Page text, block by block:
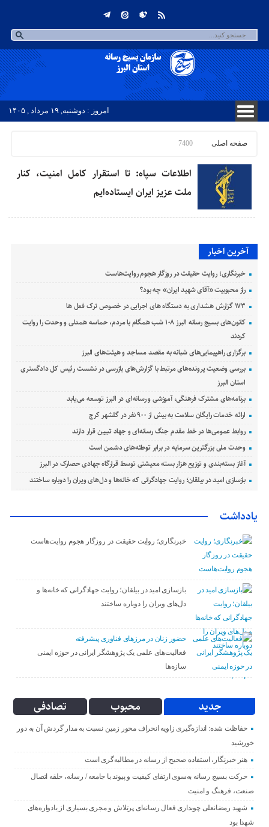
امروز : دوشنبه, ۱۹ مرداد , ۱۴۰۵
صفحه اصلی 7400
اطلاعات سپاه: تا استقرار کامل امنیت، کنار
ملت عزیز ایران ایستاده‌ایم
آخرین اخبار
خبرنگاری؛ روایت حقیقت در روزگار هجوم روایت‌هاست
راز محبوبیت «آقای شهید ایران» چه بود؟
۱۷۳ گزارش هشداری به دستگاه های اجرایی در خصوص ترک فعل ها
کانون‌های بسیج رسانه البرز ۱۰۸ شب همگام با مردم، حماسه همدلی و وحدت را روایت
کردند
برگزاری راهپیمایی‌های شبانه به مقصد مساجد و هیئت‌های البرز
بررسی وضعیت پرونده‌های مرتبط با گزارش‌های بازرسی در نشست رئیس کل دادگستری
استان البرز
برنامه‌های مشترک فرهنگی، آموزشی و رسانه‌ای در البرز توسعه می‌یابد
ارائه خدمات رایگان سلامت به بیش از ۹۰۰ نفر در گلشهر کرج
روابط عمومی‌ها در خط مقدم جنگ رسانه‌ای و جهاد تبیین قرار دارند
وحدت ملی بزرگترین سرمایه در برابر توطئه‌های دشمن است
آغاز بسته‌بندی و توزیع هزار بسته معیشتی توسط قرارگاه جهادی حصارک در البرز
بازسازی امید در بیلقان؛ روایت جهادگرانی که خانه‌ها و دل‌های ویران را دوباره ساختند
یادداشت
خبرنگاری؛ روایت حقیقت در روزگار هجوم روایت‌هاست
بازسازی امید در بیلقان؛ روایت جهادگرانی که خانه‌ها و
دل‌های ویران را دوباره ساختند
حضور زنان در مرزهای فناوری پیشرفته
فعالیت‌های علمی یک پژوهشگر ایرانی در حوزه ایمنی
سازه‌ها
جدید محبوب تصادفی
حفاظت شده: اندازه‌گیری زاویه انحراف محور زمین نسبت به مدار گردش آن به دور
خورشید
هنر خبرنگار، استفاده صحیح از رسانه در مطالبه‌گری است
حرکت بسیج رسانه به‌سوی ارتقای کیفیت و پیوند با جامعه / رسانه، حلقه اتصال
صنعت، فرهنگ و امنیت
شهید رمضانعلی چوبداری فعال رسانه‌ای پرتلاش و مجری بسیاری از یادواره‌های
شهدا بود